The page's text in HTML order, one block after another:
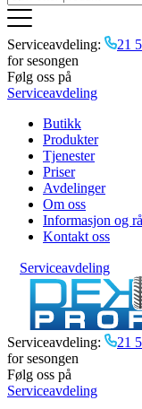
Serviceavdeling: 21
for sesongen
Følg oss på
Serviceavdeling
Butikk
Produkter
Tjenester
Priser
Avdelinger
Om oss
Informasjon og
Kontakt oss
Serviceavdeling
Serviceavdeling: 21
for sesongen
Følg oss på
Serviceavdeling